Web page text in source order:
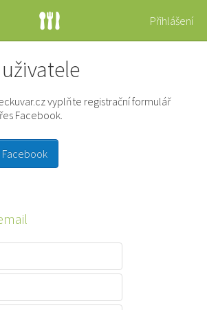
Přihlášení
vyplňte registrační formulář
Facebook.
Facebook